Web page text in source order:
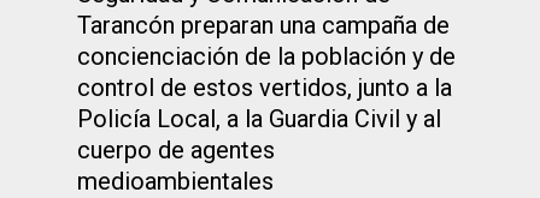
Tarancón preparan una campaña de
concienciación de la población y de
control de estos vertidos, junto a la
Policía Local, a la Guardia Civil y al
cuerpo de agentes
medioambientales